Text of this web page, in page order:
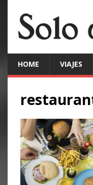
HOME VIAJES